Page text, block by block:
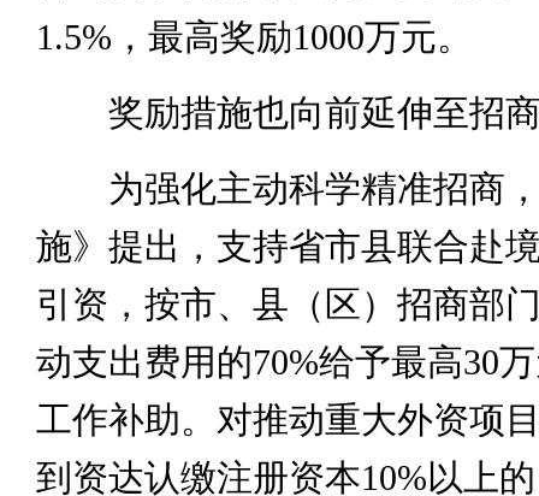
1.5%，最高奖励1000万元。
奖励措施也向前延伸至招商
为强化主动科学精准招商，
施》提出，支持省市县联合赴
引资，按市、县（区）招商部
动支出费用的70%给予最高30
工作补助。对推动重大外资项
到资达认缴注册资本10%以上